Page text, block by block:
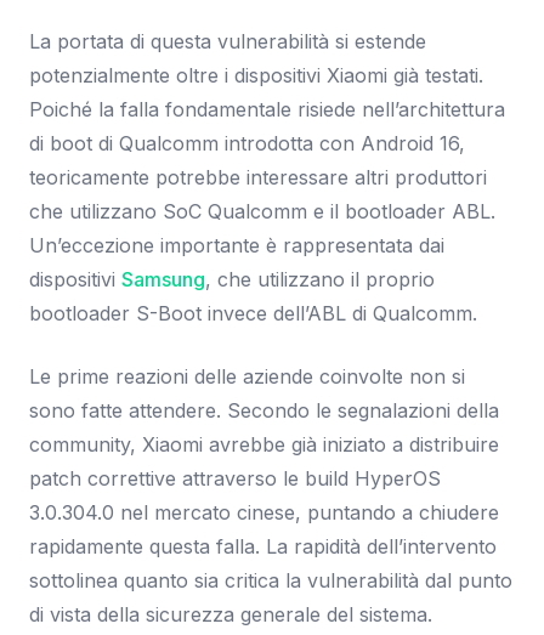
La portata di questa vulnerabilità si estende
potenzialmente oltre i dispositivi Xiaomi già testati.
Poiché la falla fondamentale risiede nell’architettura
di boot di Qualcomm introdotta con Android 16,
teoricamente potrebbe interessare altri produttori
che utilizzano SoC Qualcomm e il bootloader ABL.
Un’eccezione importante è rappresentata dai
dispositivi Samsung, che utilizzano il proprio
bootloader S-Boot invece dell’ABL di Qualcomm.
Le prime reazioni delle aziende coinvolte non si
sono fatte attendere. Secondo le segnalazioni della
community, Xiaomi avrebbe già iniziato a distribuire
patch correttive attraverso le build HyperOS
3.0.304.0 nel mercato cinese, puntando a chiudere
rapidamente questa falla. La rapidità dell’intervento
sottolinea quanto sia critica la vulnerabilità dal punto
di vista della sicurezza generale del sistema.